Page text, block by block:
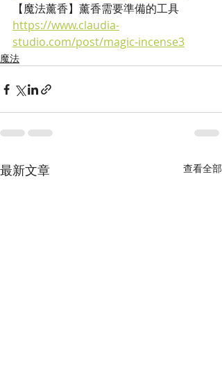
【魔法薰香】薰香需要準備的工具
https://www.claudia-
studio.com/post/magic-incense3
魔法
最新文章 查看全部